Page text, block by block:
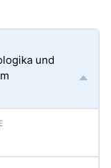
und